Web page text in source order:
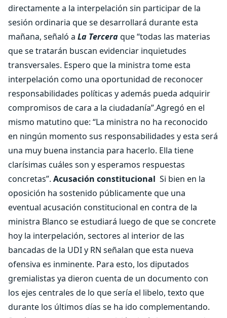
directamente a la interpelación sin participar de la
sesión ordinaria que se desarrollará durante esta
mañana, señaló a La Terceraque “todas las materias
que se tratarán buscan evidenciar inquietudes
transversales. Espero que la ministra tome esta
interpelación como una oportunidad de reconocer
responsabilidades políticas y además pueda adquirir
compromisos de cara a la ciudadanía”.Agregó en el
mismo matutino que: “La ministra no ha reconocido
en ningún momento sus responsabilidades y esta será
una muy buena instancia para hacerlo. Ella tiene
clarísimas cuáles son y esperamos respuestas
concretas”. Acusación constitucional Si bien en la
oposición ha sostenido públicamente que una
eventual acusación constitucional en contra de la
ministra Blanco se estudiará luego de que se concrete
hoy la interpelación, sectores al interior de las
bancadas de la UDI y RN señalan que esta nueva
ofensiva es inminente. Para esto, los diputados
gremialistas ya dieron cuenta de un documento con
los ejes centrales de lo que sería el libelo, texto que
durante los últimos días se ha ido complementando.